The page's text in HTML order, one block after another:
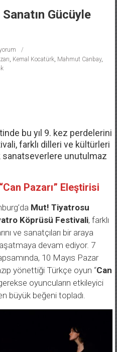
Gücüyle
Kemal Kocatürk, Mahmut Canbay,
bu yıl 9. kez perdelerini
farklı dilleri ve kültürleri
sanatseverlere unutulmaz
Pazarı” Eleştirisi
Mut! Tiyatrosu
Köprüsü Festivali, farklı
ve sanatçıları bir araya
devam ediyor. 7
10 Mayıs Pazar
yönettiği Türkçe oyun “Can
oyuncuların etkileyici
büyük beğeni topladı.